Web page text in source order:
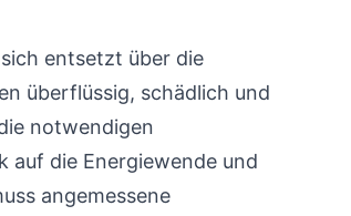
entsetzt über die
überflüssig, schädlich und
notwendigen
auf die Energiewende und
angemessene